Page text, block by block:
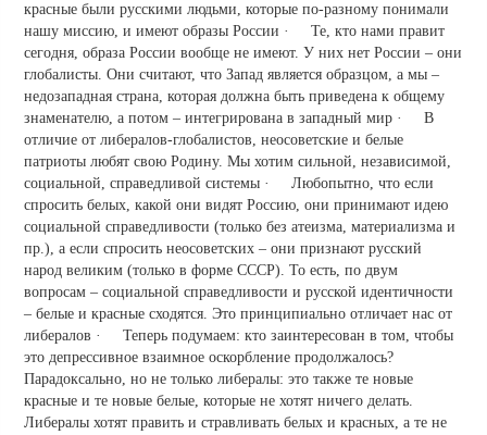
красные были русскими людьми, которые по-разному понимали
нашу миссию, и имеют образы России · Те, кто нами правит
сегодня, образа России вообще не имеют. У них нет России – они
глобалисты. Они считают, что Запад является образцом, а мы –
недозападная страна, которая должна быть приведена к общему
знаменателю, а потом – интегрирована в западный мир · В
отличие от либералов-глобалистов, неосоветские и белые
патриоты любят свою Родину. Мы хотим сильной, независимой,
социальной, справедливой системы · Любопытно, что если
спросить белых, какой они видят Россию, они принимают идею
социальной справедливости (только без атеизма, материализма и
пр.), а если спросить неосоветских – они признают русский
народ великим (только в форме СССР). То есть, по двум
вопросам – социальной справедливости и русской идентичности
– белые и красные сходятся. Это принципиально отличает нас от
либералов · Теперь подумаем: кто заинтересован в том, чтобы
это депрессивное взаимное оскорбление продолжалось?
Парадоксально, но не только либералы: это также те новые
красные и те новые белые, которые не хотят ничего делать.
Либералы хотят править и стравливать белых и красных, а те не